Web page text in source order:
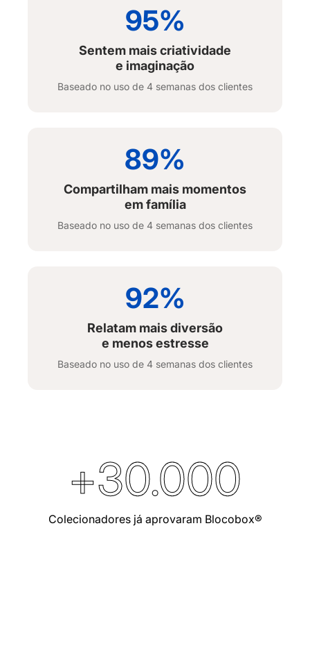
95%
Sentem mais criatividade
e imaginação
Baseado no uso de 4 semanas dos clientes
89%
Compartilham mais momentos
em família
Baseado no uso de 4 semanas dos clientes
92%
Relatam mais diversão
e menos estresse
Baseado no uso de 4 semanas dos clientes
+30.000
Colecionadores já aprovaram Blocobox®